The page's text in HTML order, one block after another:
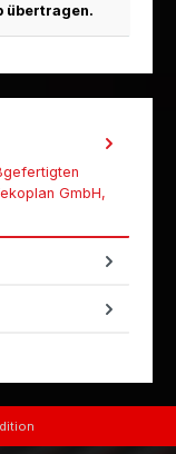
übertragen.
GmbH,